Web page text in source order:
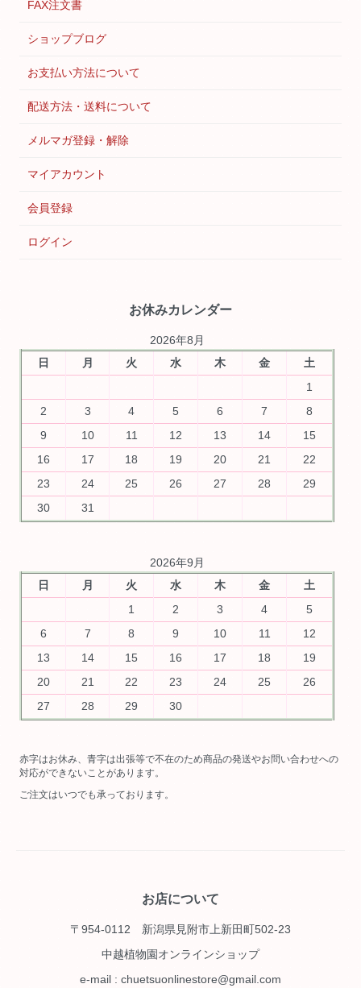
FAX注文書
ショップブログ
お支払い方法について
配送方法・送料について
メルマガ登録・解除
マイアカウント
会員登録
ログイン
お休みカレンダー
2026年8月
日
月 火 水 木 金
土
1
2
3 4 5 6 7
8
9
10 11 12 13 14
15
16
17 18 19 20 21
22
23
24 25 26 27 28
29
30
31
2026年9月
日
月 火 水 木 金
土
1
2 3 4
5
6
7 8 9 10 11
12
13
14 15 16 17 18
19
20
21 22 23 24 25
26
27
28 29 30
赤字はお休み、青字は出張等で不在のため商品の発送やお問い合わせへの
対応ができないことがあります。
ご注文はいつでも承っております。
お店について
〒954-0112 新潟県見附市上新田町502-23
中越植物園オンラインショップ
e-mail : chuetsuonlinestore@gmail.com